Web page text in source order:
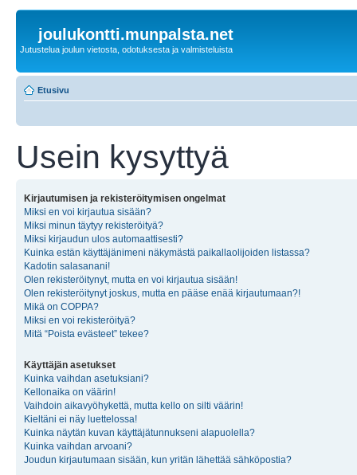
joulukontti.munpalsta.net
Jutustelua joulun vietosta, odotuksesta ja valmisteluista
Etusivu
Usein kysyttyä
Kirjautumisen ja rekisteröitymisen ongelmat
Miksi en voi kirjautua sisään?
Miksi minun täytyy rekisteröityä?
Miksi kirjaudun ulos automaattisesti?
Kuinka estän käyttäjänimeni näkymästä paikallaolijoiden listassa?
Kadotin salasanani!
Olen rekisteröitynyt, mutta en voi kirjautua sisään!
Olen rekisteröitynyt joskus, mutta en pääse enää kirjautumaan?!
Mikä on COPPA?
Miksi en voi rekisteröityä?
Mitä “Poista evästeet” tekee?
Käyttäjän asetukset
Kuinka vaihdan asetuksiani?
Kellonaika on väärin!
Vaihdoin aikavyöhykettä, mutta kello on silti väärin!
Kieltäni ei näy luettelossa!
Kuinka näytän kuvan käyttäjätunnukseni alapuolella?
Kuinka vaihdan arvoani?
Joudun kirjautumaan sisään, kun yritän lähettää sähköpostia?